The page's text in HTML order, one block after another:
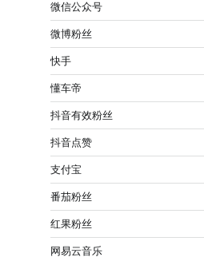
微信公众号
微博粉丝
快手
懂车帝
抖音有效粉丝
抖音点赞
支付宝
番茄粉丝
红果粉丝
网易云音乐